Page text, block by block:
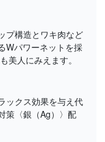
プ構造とワキ肉など
Wパワーネットを採
美人にみえます。
ックス効果を与え代
策〈銀（Ag）〉配